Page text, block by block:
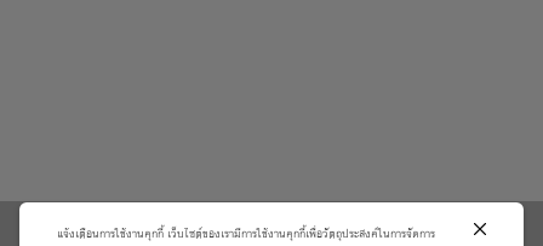
แจ้งเตือนการใช้งานคุกกี้ เว็บไซต์ของเรามีการใช้งานคุกกี้เพื่อวัตถุประสงค์ในการจัดการ